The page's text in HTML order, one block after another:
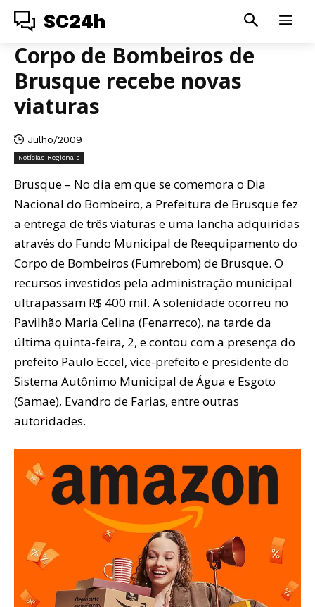
SC24h
Corpo de Bombeiros de
Brusque recebe novas
viaturas
Julho/2009
Notícias Regionais
Brusque – No dia em que se comemora o Dia
Nacional do Bombeiro, a Prefeitura de Brusque fez
a entrega de três viaturas e uma lancha adquiridas
através do Fundo Municipal de Reequipamento do
Corpo de Bombeiros (Fumrebom) de Brusque. O
recursos investidos pela administração municipal
ultrapassam R$ 400 mil. A solenidade ocorreu no
Pavilhão Maria Celina (Fenarreco), na tarde da
última quinta-feira, 2, e contou com a presença do
prefeito Paulo Eccel, vice-prefeito e presidente do
Sistema Autônimo Municipal de Água e Esgoto
(Samae), Evandro de Farias, entre outras
autoridades.